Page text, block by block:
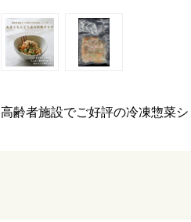
高齢者施設でご好評の冷凍惣菜シ